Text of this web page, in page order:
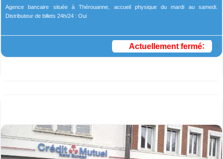
Agence bancaire située à Thérouanne, accueil physique du mardi au samedi.
Distributeur de billets 24h/24 : Oui
Actuellement fermé: